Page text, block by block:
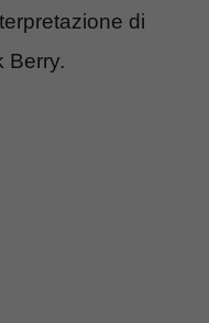
di
Berry.